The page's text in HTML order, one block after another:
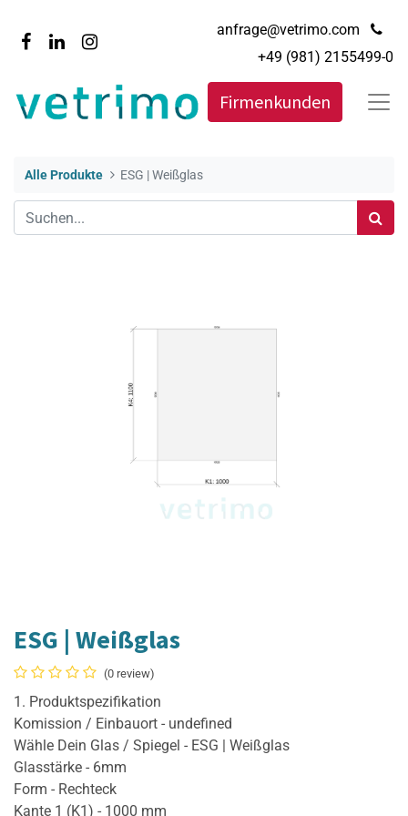
anfrage@vetrimo.com
+49 (981) 2155499-0
Firmenkunden
Alle Produkte ESG | Weißglas
ESG | Weißglas
(0 review)
1. Produktspezifikation
Komission / Einbauort - undefined
Wähle Dein Glas / Spiegel - ESG | Weißglas
Glasstärke - 6mm
Form - Rechteck
Kante 1 (K1) - 1000 mm